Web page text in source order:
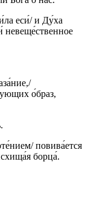
еси́/ и Ду́ха
невеще́ственное
о́браз,
повива́ется
борца́.